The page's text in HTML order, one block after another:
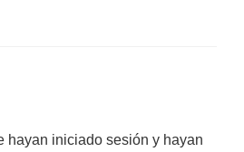
hayan iniciado sesión y hayan